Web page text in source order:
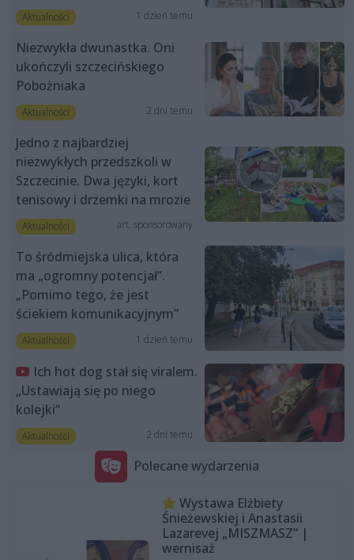
Aktualności 1 dzień temu
Niezwykła dwunastka. Oni
ukończyli szczecińskiego
Pobożniaka
Aktualności 2 dni temu
Jedno z najbardziej
niezwykłych przedszkoli w
Szczecinie. Dwa języki, kort
tenisowy i drzemki na mrozie
Aktualności art. sponsorowany
To śródmiejska ulica, która
ma „ogromny potencjał”.
„Pomimo tego, że jest
ściekiem komunikacyjnym”
Aktualności 1 dzień temu
Ich hot dog stał się viralem.
„Ustawiają się po niego
kolejki”
Aktualności 2 dni temu
Polecane wydarzenia
Wystawa Elżbiety
Śnieżewskiej i Anastasii
Lazarevej „MISZMASZ” |
wernisaż